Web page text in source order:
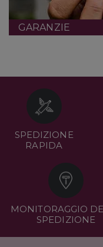
GARANZIE
SPEDIZIONE
RAPIDA
MONITORAGGIO
SPEDIZIONE